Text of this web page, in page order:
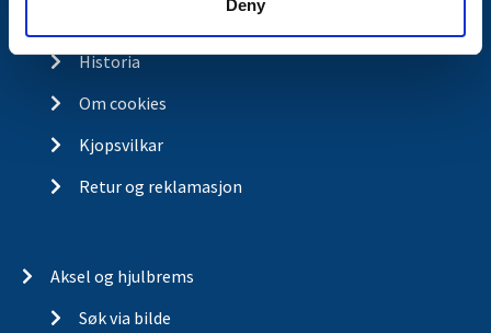
Deny
Historia
Om cookies
Kjopsvilkar
Retur og reklamasjon
Aksel og hjulbrems
Søk via bilde